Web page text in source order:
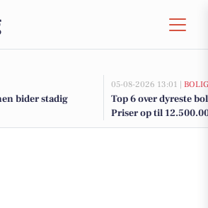
bider stadig
05-08-2026 13:01 |
Top 6 over dyreste
Priser op til